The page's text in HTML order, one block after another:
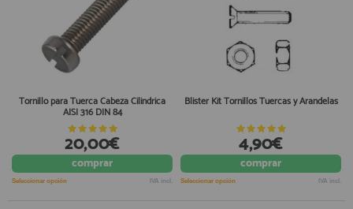
Tornillo para Tuerca Cabeza Cilindrica
AISI 316 DIN 84
20,00€
comprar
Seleccionar opción IVA incl.
Blister Kit Tornillos Tuercas y Arandelas
4,90€
comprar
Seleccionar opción IVA incl.